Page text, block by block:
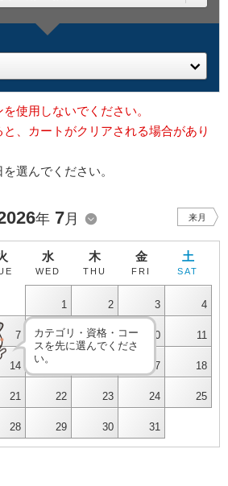
使用しないでください。
、カートがクリアされる場合があり
選んでください。
年 7月 来月
水
WED
木
THU
金
FRI
土
SAT
1 2 3 4
7 8 9 10 11
14 17 18
21 22 23 24 25
28 29 30 31
カテゴリ・資格・コー
スを先に選んでくださ
い。